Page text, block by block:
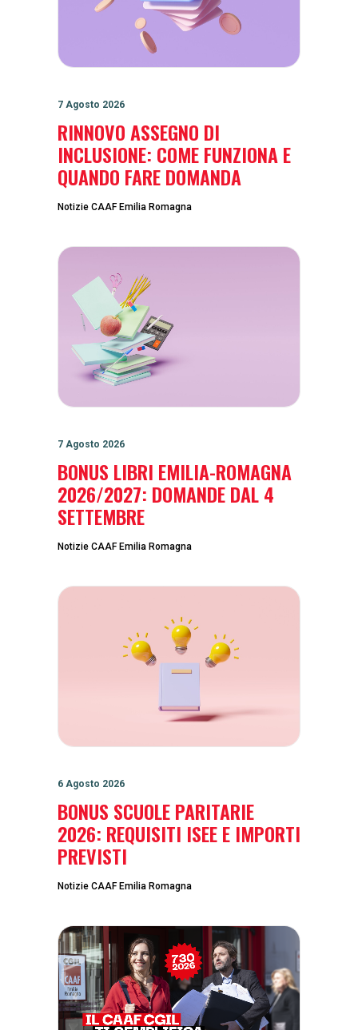
7 Agosto 2026
RINNOVO ASSEGNO DI
INCLUSIONE: COME FUNZIONA E
QUANDO FARE DOMANDA
Notizie CAAF Emilia Romagna
7 Agosto 2026
BONUS LIBRI EMILIA-ROMAGNA
2026/2027: DOMANDE DAL 4
SETTEMBRE
Notizie CAAF Emilia Romagna
6 Agosto 2026
BONUS SCUOLE PARITARIE
2026: REQUISITI ISEE E IMPORTI
PREVISTI
Notizie CAAF Emilia Romagna